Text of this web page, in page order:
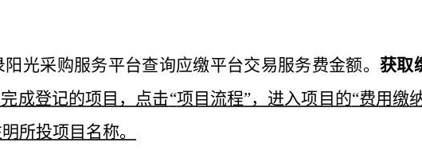
阳光采购服务平台查询应缴平台交易服务费金额。获取
成登记的项目，点击“项目流程”，进入项目的“费用缴
所投项目名称。